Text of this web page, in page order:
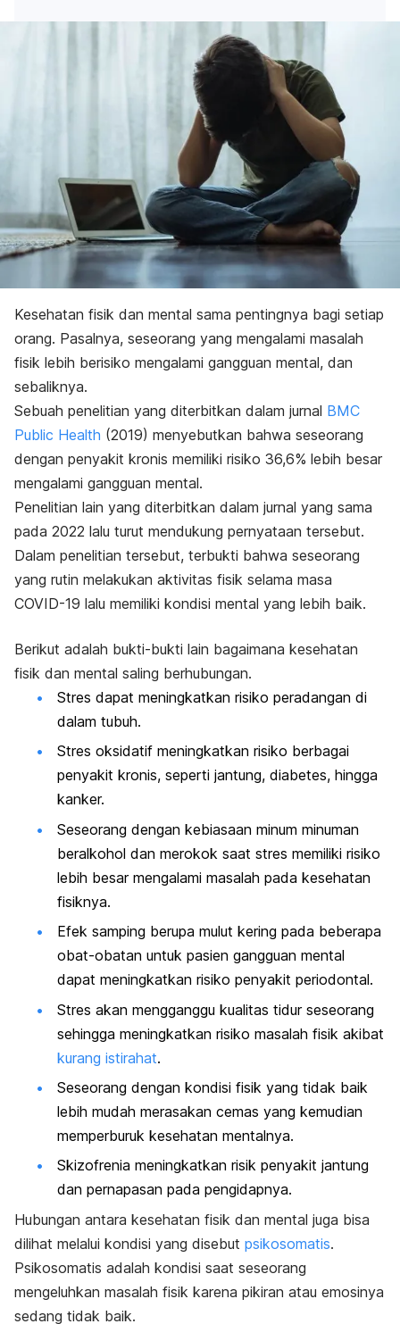
Kesehatan fisik dan mental sama pentingnya bagi setiap
orang. Pasalnya, seseorang yang mengalami masalah
fisik lebih berisiko mengalami gangguan mental, dan
sebaliknya.
Sebuah penelitian yang diterbitkan dalam jurnal BMC
Public Health (2019) menyebutkan bahwa seseorang
dengan penyakit kronis memiliki risiko 36,6% lebih besar
mengalami gangguan mental.
Penelitian lain yang diterbitkan dalam jurnal yang sama
pada 2022 lalu turut mendukung pernyataan tersebut.
Dalam penelitian tersebut, terbukti bahwa seseorang
yang rutin melakukan aktivitas fisik selama masa
COVID-19 lalu memiliki kondisi mental yang lebih baik.
Berikut adalah bukti-bukti lain bagaimana kesehatan
fisik dan mental saling berhubungan.
Stres dapat meningkatkan risiko peradangan di
dalam tubuh.
Stres oksidatif meningkatkan risiko berbagai
penyakit kronis, seperti jantung, diabetes, hingga
kanker.
Seseorang dengan kebiasaan minum minuman
beralkohol dan merokok saat stres memiliki risiko
lebih besar mengalami masalah pada kesehatan
fisiknya.
Efek samping berupa mulut kering pada beberapa
obat-obatan untuk pasien gangguan mental
dapat meningkatkan risiko penyakit periodontal.
Stres akan mengganggu kualitas tidur seseorang
sehingga meningkatkan risiko masalah fisik akibat
kurang istirahat.
Seseorang dengan kondisi fisik yang tidak baik
lebih mudah merasakan cemas yang kemudian
memperburuk kesehatan mentalnya.
Skizofrenia meningkatkan risik penyakit jantung
dan pernapasan pada pengidapnya.
Hubungan antara kesehatan fisik dan mental juga bisa
dilihat melalui kondisi yang disebut psikosomatis.
Psikosomatis adalah kondisi saat seseorang
mengeluhkan masalah fisik karena pikiran atau emosinya
sedang tidak baik.